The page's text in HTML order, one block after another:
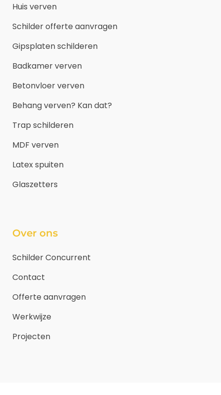
Huis verven
Schilder offerte aanvragen
Gipsplaten schilderen
Badkamer verven
Betonvloer verven
Behang verven? Kan dat?
Trap schilderen
MDF verven
Latex spuiten
Glaszetters
Over ons
Schilder Concurrent
Contact
Offerte aanvragen
Werkwijze
Projecten